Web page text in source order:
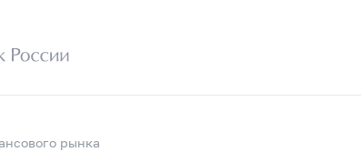
рынка